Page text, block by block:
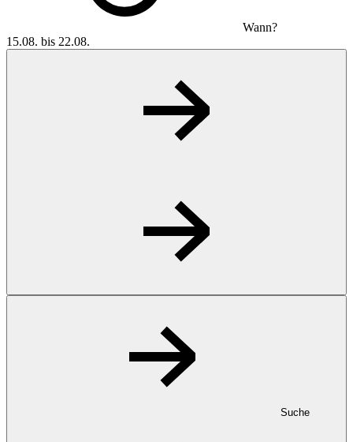
Wann?
15.08. bis 22.08.
Suche